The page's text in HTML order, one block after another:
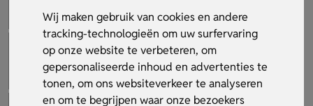
Wij maken gebruik van cookies en andere
tracking-technologieën om uw surfervaring
op onze website te verbeteren, om
gepersonaliseerde inhoud en advertenties te
tonen, om ons websiteverkeer te analyseren
en om te begrijpen waar onze bezoekers